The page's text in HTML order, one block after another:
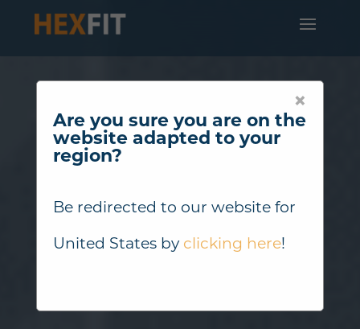
×
Are you sure you are on the
website adapted to your
region?
Be redirected to our website for
United Statesby clicking here!